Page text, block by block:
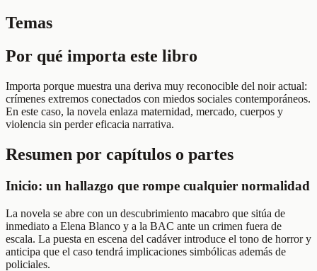
Temas
Por qué importa este libro
Importa porque muestra una deriva muy reconocible del noir actual:
crímenes extremos conectados con miedos sociales contemporáneos.
En este caso, la novela enlaza maternidad, mercado, cuerpos y
violencia sin perder eficacia narrativa.
Resumen por capítulos o partes
Inicio: un hallazgo que rompe cualquier normalidad
La novela se abre con un descubrimiento macabro que sitúa de
inmediato a Elena Blanco y a la BAC ante un crimen fuera de
escala. La puesta en escena del cadáver introduce el tono de horror y
anticipa que el caso tendrá implicaciones simbólicas además de
policiales.